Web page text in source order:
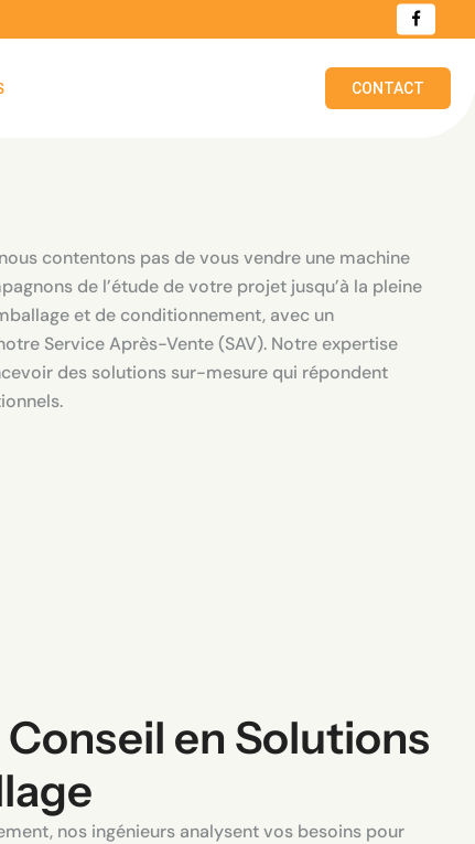
CONTACT
contentons pas de vous vendre une machine
de l’étude de votre projet jusqu’à la pleine
et de conditionnement, avec un
Service Après-Vente (SAV). Notre expertise
des solutions sur-mesure qui répondent
en Solutions
nos ingénieurs analysent vos besoins pour